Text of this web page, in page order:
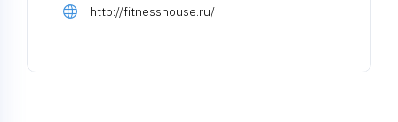
http://fitnesshouse.ru/